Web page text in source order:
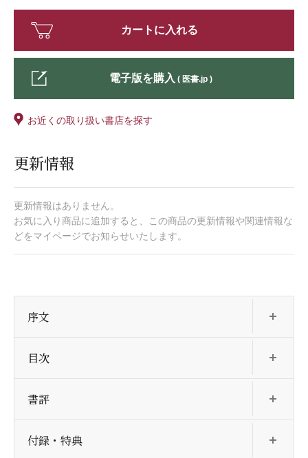
カートに入れる
電子版を購入 ( 医書.jp )
お近くの取り扱い書店を探す
更新情報
更新情報はありません。
お気に入り商品に追加すると、この商品の更新情報や関連情報な
どをマイページでお知らせいたします。
序文
目次
書評
付録・特典